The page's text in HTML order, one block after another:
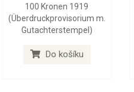
100 Kronen 1919
(Überdruckprovisorium m.
Gutachterstempel)
Do košíku